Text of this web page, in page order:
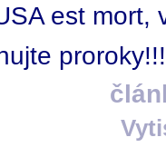
est mort,
proroky!!!